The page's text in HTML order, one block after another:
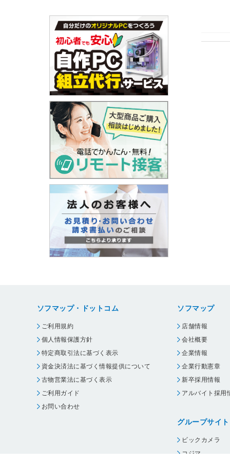
ソフマップ・ドットコム
ご利用規約
個人情報保護方針
特定商取引法に基づく表示
資金決済法に基づく情報提供について
古物営業法に基づく表示
ご利用ガイド
お問い合わせ
ソフマップ
店舗情報
会社概要
企業情報
企業行動憲章
新卒採用情報
アルバイト採用
グループサイト
ビックカメラ
コジマ